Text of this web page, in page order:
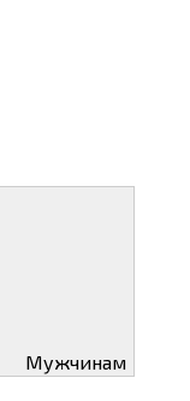
Мужчинам